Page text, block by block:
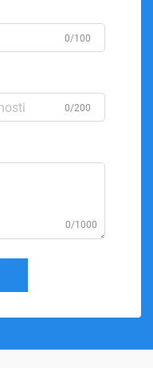
0/100
0/200
0/1000